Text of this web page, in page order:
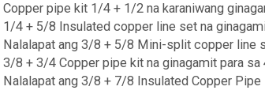
Copper pipe kit 1/4 + 1/2 na karaniwang
1/4 + 5/8 Insulated copper line set na
Nalalapat ang 3/8 + 5/8 Mini-split copper line
3/8 + 3/4 Copper pipe kit na ginagamit para
Nalalapat ang 3/8 + 7/8 Insulated Copper